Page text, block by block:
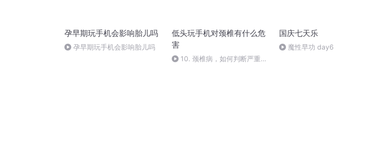
孕早期玩手机会影响胎儿吗
孕早期玩手机会影响胎儿吗
低头玩手机对颈椎有什么危
害
10. 颈椎病，如何判断严重程
国庆七天乐
魔性早功 day6